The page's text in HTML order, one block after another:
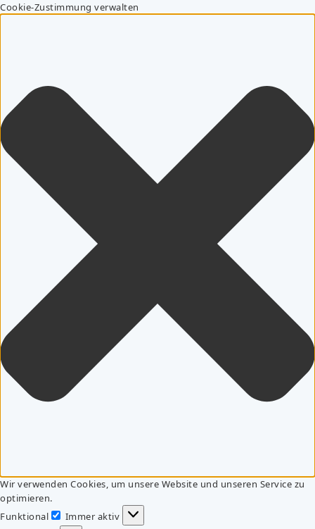
Cookie-Zustimmung verwalten
Wir verwenden Cookies, um unsere Website und unseren Service zu
optimieren.
Funktional
Funktional
Immer aktiv